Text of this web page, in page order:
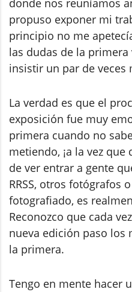
donde nos reuníamos
propuso exponer mi
principio no me
las dudas de la
insistir un par de veces
La verdad es que el
exposición fue muy
primera cuando no
metiendo, ¡a la vez
de ver entrar a gente
RRSS, otros fotógrafos
fotografiado, es
Reconozco que cada
nueva edición paso los
la primera.
Tengo en mente hacer